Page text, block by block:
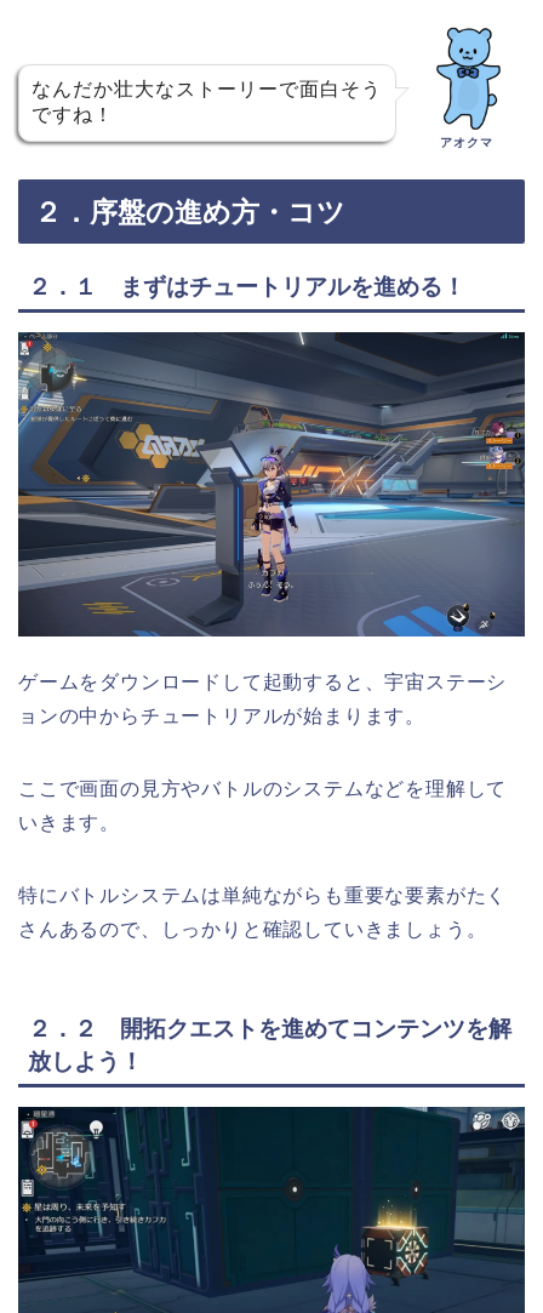
なんだか壮大なストーリーで面白そう
ですね！
アオクマ
２．序盤の進め方・コツ
２．１ まずはチュートリアルを進める！
ゲームをダウンロードして起動すると、宇宙ステーシ
ョンの中からチュートリアルが始まります。
ここで画面の見方やバトルのシステムなどを理解して
いきます。
特にバトルシステムは単純ながらも重要な要素がたく
さんあるので、しっかりと確認していきましょう。
２．２ 開拓クエストを進めてコンテンツを解
放しよう！